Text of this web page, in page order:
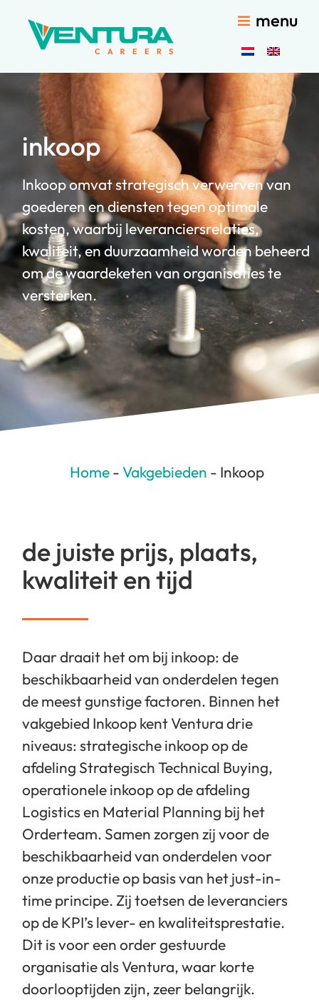
menu
inkoop
Inkoop omvat strategisch verwerven van
goederen en diensten tegen optimale
kosten, waarbij leveranciersrelaties,
kwaliteit, en duurzaamheid worden beheerd
om de waardeketen van organisaties te
versterken.
Home-Vakgebieden - Inkoop
de juiste prijs, plaats,
kwaliteit en tijd
Daar draait het om bij inkoop: de
beschikbaarheid van onderdelen tegen
de meest gunstige factoren. Binnen het
vakgebied Inkoop kent Ventura drie
niveaus: strategische inkoop op de
afdeling Strategisch Technical Buying,
operationele inkoop op de afdeling
Logistics en Material Planning bij het
Orderteam. Samen zorgen zij voor de
beschikbaarheid van onderdelen voor
onze productie op basis van het just-in-
time principe. Zij toetsen de leveranciers
op de KPI’s lever- en kwaliteitsprestatie.
Dit is voor een order gestuurde
organisatie als Ventura, waar korte
doorlooptijden zijn, zeer belangrijk.